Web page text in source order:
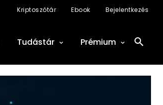
Kriptoszótár Ebook Bejelentkezés
Tudástár Prémium